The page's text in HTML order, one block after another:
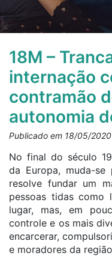
18M –
internação
contramão
autonomia
Publicado em 18/05/2020
No final do século
da Europa, muda-
resolve fundar um
pessoas tidas como
lugar, mas, em
controle e os mais
encarcerar,
e moradores da